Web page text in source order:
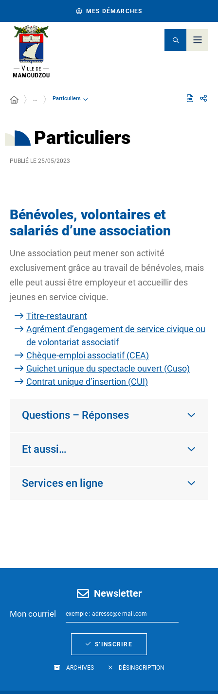
MES DÉMARCHES
… Particuliers
Particuliers
PUBLIÉ LE 25/05/2023
Bénévoles, volontaires et
salariés d’une association
Une association peut mener son activité
exclusivement grâce au travail de bénévoles, mais
elle peut aussi être employeur et accueillir des
jeunes en service civique.
Titre-restaurant
Agrément d’engagement de service civique ou
de volontariat associatif
Chèque-emploi associatif (CEA)
Guichet unique du spectacle ouvert (Cuso)
Contrat unique d’insertion (CUI)
Questions – Réponses
Et aussi…
Services en ligne
Newsletter
Mon courriel
S’INSCRIRE
ARCHIVES DÉSINSCRIPTION